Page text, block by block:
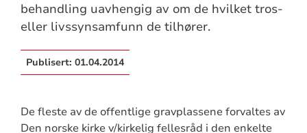
behandling uavhengig av om de hvilket tros-
eller livssynsamfunn de tilhører.
Publisert: 01.04.2014
De fleste av de offentlige gravplassene forvaltes av
Den norske kirke v/kirkelig fellesråd i den enkelte